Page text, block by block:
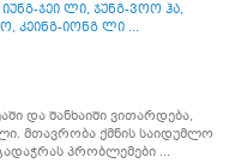
იუნგ-ჯეი ლი, ჯუნგ-ვოო ჰა,
, კეინგ-იონგ ლი ...
და შანხაიში ვითარდება,
მთავრობა ქმნის საიდუმლო
პრობლემები ...